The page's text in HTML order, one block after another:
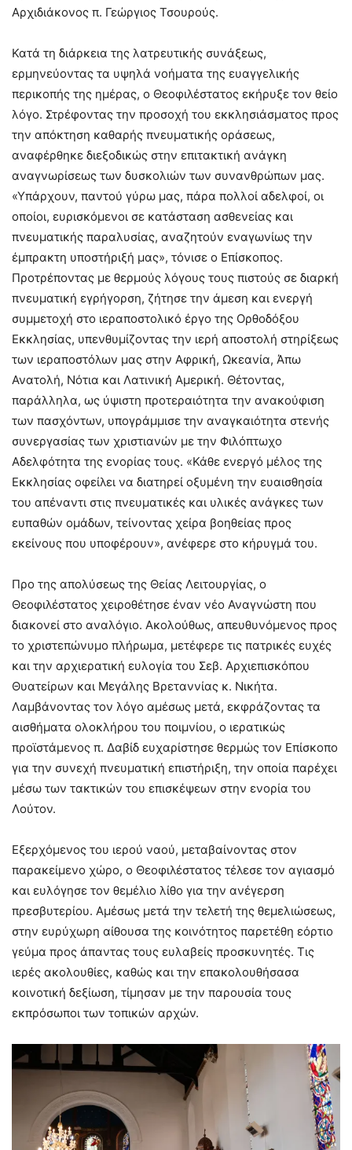
Αρχιδιάκονος π. Γεώργιος Τσουρούς.
Κατά τη διάρκεια της λατρευτικής συνάξεως,
ερμηνεύοντας τα υψηλά νοήματα της ευαγγελικής
περικοπής της ημέρας, ο Θεοφιλέστατος εκήρυξε τον θείο
λόγο. Στρέφοντας την προσοχή του εκκλησιάσματος προς
την απόκτηση καθαρής πνευματικής οράσεως,
αναφέρθηκε διεξοδικώς στην επιτακτική ανάγκη
αναγνωρίσεως των δυσκολιών των συνανθρώπων μας.
«Υπάρχουν, παντού γύρω μας, πάρα πολλοί αδελφοί, οι
οποίοι, ευρισκόμενοι σε κατάσταση ασθενείας και
πνευματικής παραλυσίας, αναζητούν εναγωνίως την
έμπρακτη υποστήριξή μας», τόνισε ο Επίσκοπος.
Προτρέποντας με θερμούς λόγους τους πιστούς σε διαρκή
πνευματική εγρήγορση, ζήτησε την άμεση και ενεργή
συμμετοχή στο ιεραποστολικό έργο της Ορθοδόξου
Εκκλησίας, υπενθυμίζοντας την ιερή αποστολή στηρίξεως
των ιεραποστόλων μας στην Αφρική, Ωκεανία, Άπω
Ανατολή, Νότια και Λατινική Αμερική. Θέτοντας,
παράλληλα, ως ύψιστη προτεραιότητα την ανακούφιση
των πασχόντων, υπογράμμισε την αναγκαιότητα στενής
συνεργασίας των χριστιανών με την Φιλόπτωχο
Αδελφότητα της ενορίας τους. «Κάθε ενεργό μέλος της
Εκκλησίας οφείλει να διατηρεί οξυμένη την ευαισθησία
του απέναντι στις πνευματικές και υλικές ανάγκες των
ευπαθών ομάδων, τείνοντας χείρα βοηθείας προς
εκείνους που υποφέρουν», ανέφερε στο κήρυγμά του.
Προ της απολύσεως της Θείας Λειτουργίας, ο
Θεοφιλέστατος χειροθέτησε έναν νέο Αναγνώστη που
διακονεί στο αναλόγιο. Ακολούθως, απευθυνόμενος προς
το χριστεπώνυμο πλήρωμα, μετέφερε τις πατρικές ευχές
και την αρχιερατική ευλογία του Σεβ. Αρχιεπισκόπου
Θυατείρων και Μεγάλης Βρεταννίας κ. Νικήτα.
Λαμβάνοντας τον λόγο αμέσως μετά, εκφράζοντας τα
αισθήματα ολοκλήρου του ποιμνίου, ο ιερατικώς
προϊστάμενος π. Δαβίδ ευχαρίστησε θερμώς τον Επίσκοπο
για την συνεχή πνευματική επιστήριξη, την οποία παρέχει
μέσω των τακτικών του επισκέψεων στην ενορία του
Λούτον.
Εξερχόμενος του ιερού ναού, μεταβαίνοντας στον
παρακείμενο χώρο, ο Θεοφιλέστατος τέλεσε τον αγιασμό
και ευλόγησε τον θεμέλιο λίθο για την ανέγερση
πρεσβυτερίου. Αμέσως μετά την τελετή της θεμελιώσεως,
στην ευρύχωρη αίθουσα της κοινότητος παρετέθη εόρτιο
γεύμα προς άπαντας τους ευλαβείς προσκυνητές. Τις
ιερές ακολουθίες, καθώς και την επακολουθήσασα
κοινοτική δεξίωση, τίμησαν με την παρουσία τους
εκπρόσωποι των τοπικών αρχών.